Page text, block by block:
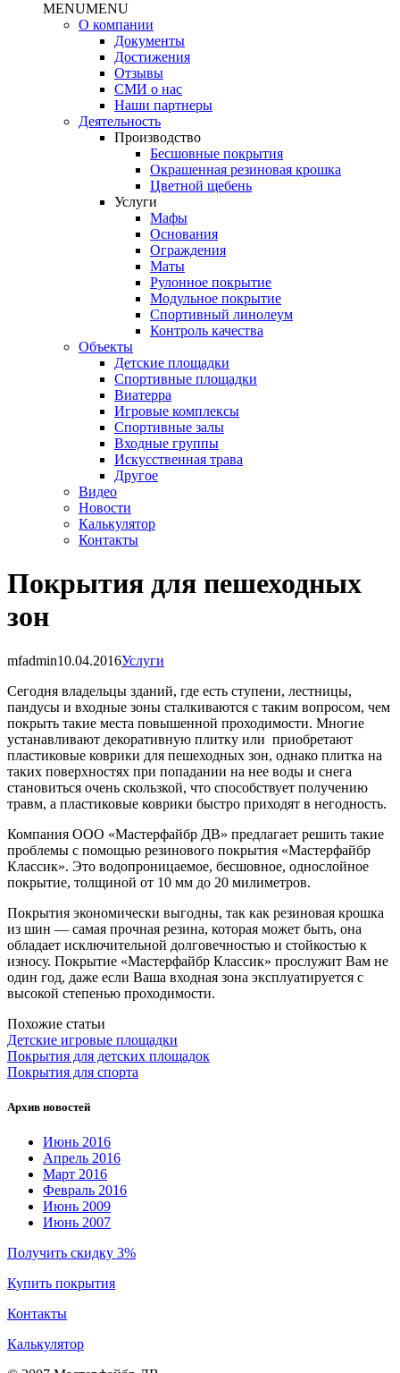
MENUMENU
О компании
Документы
Достижения
Отзывы
СМИ о нас
Наши партнеры
Деятельность
Производство
Бесшовные покрытия
Окрашенная резиновая крошка
Цветной щебень
Услуги
Мафы
Основания
Ограждения
Маты
Рулонное покрытие
Модульное покрытие
Спортивный линолеум
Контроль качества
Объекты
Детские площадки
Спортивные площадки
Виатерра
Игровые комплексы
Спортивные залы
Входные группы
Искусственная трава
Другое
Видео
Новости
Калькулятор
Контакты
Покрытия для пешеходных
зон
mfadmin10.04.2016Услуги
Сегодня владельцы зданий, где есть ступени, лестницы,
пандусы и входные зоны сталкиваются с таким вопросом, чем
покрыть такие места повышенной проходимости. Многие
устанавливают декоративную плитку или приобретают
пластиковые коврики для пешеходных зон, однако плитка на
таких поверхностях при попадании на нее воды и снега
становиться очень скользкой, что способствует получению
травм, а пластиковые коврики быстро приходят в негодность.
Компания ООО «Мастерфайбр ДВ» предлагает решить такие
проблемы с помощью резинового покрытия «Мастерфайбр
Классик». Это водопроницаемое, бесшовное, однослойное
покрытие, толщиной от 10 мм до 20 милиметров.
Покрытия экономически выгодны, так как резиновая крошка
из шин — самая прочная резина, которая может быть, она
обладает исключительной долговечностью и стойкостью к
износу. Покрытие «Мастерфайбр Классик» прослужит Вам не
один год, даже если Ваша входная зона эксплуатируется с
высокой степенью проходимости.
Похожие статьи
Детские игровые площадки
Покрытия для детских площадок
Покрытия для спорта
Архив новостей
Июнь 2016
Апрель 2016
Март 2016
Февраль 2016
Июнь 2009
Июнь 2007
Получить скидку 3%
Купить покрытия
Контакты
Калькулятор